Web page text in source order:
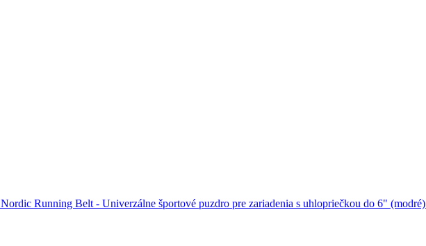
Nordic Running Belt - Univerzálne športové puzdro pre zariadenia s uhlopriečkou do 6" (modré)